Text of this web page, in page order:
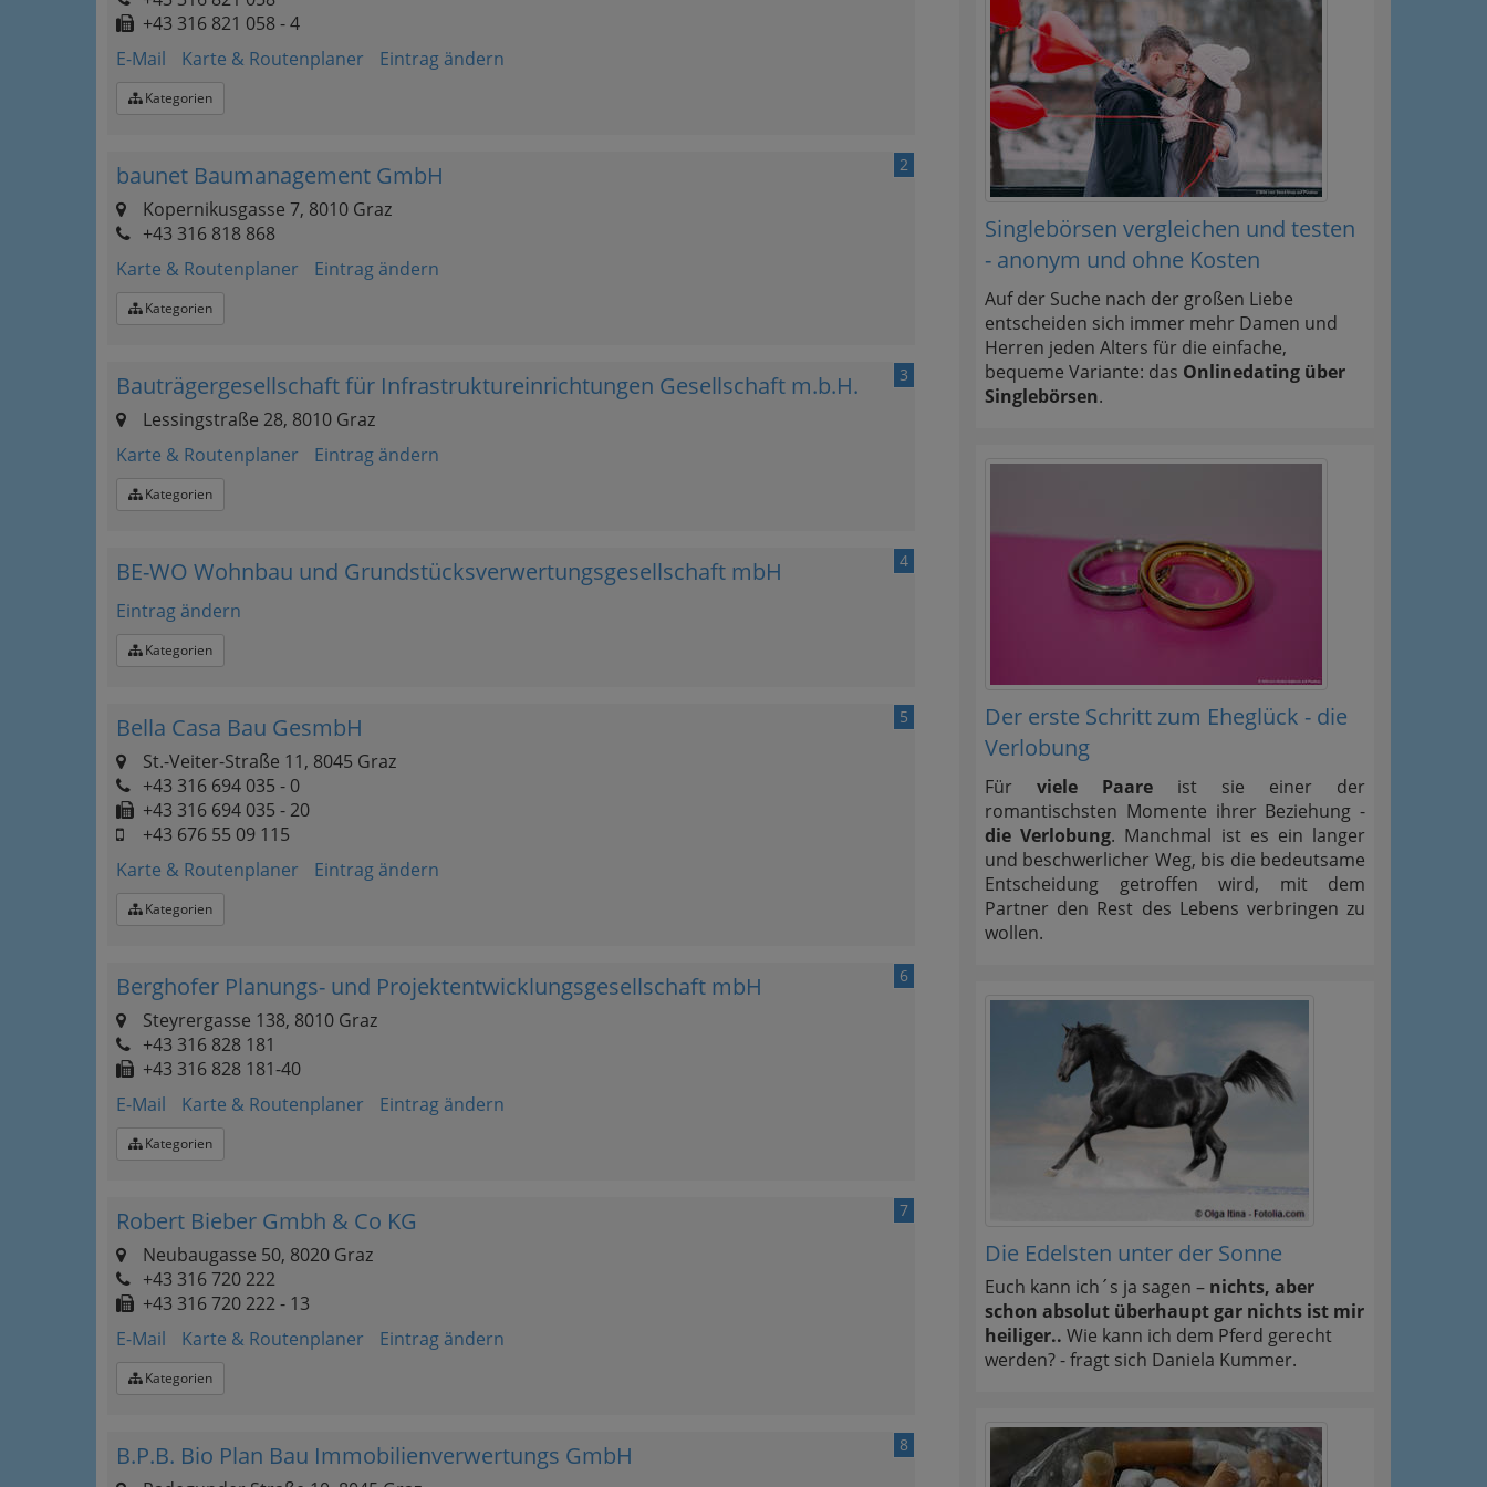
+43 316 821 058 - 4
E-Mail
Karte & Routenplaner Eintrag ändern
Kategorien
2
baunet Baumanagement GmbH
Kopernikusgasse 7, 8010 Graz
+43 316 818 868
Karte & Routenplaner
Eintrag ändern
Kategorien
3
Bauträgergesellschaft für Infrastruktureinrichtungen Gesellschaft m.b.H.
Lessingstraße 28, 8010 Graz
Karte & Routenplaner
Eintrag ändern
Kategorien
4
BE-WO Wohnbau und Grundstücksverwertungsgesellschaft mbH
Eintrag ändern
Kategorien
5
Bella Casa Bau GesmbH
St.-Veiter-Straße 11, 8045 Graz
+43 316 694 035 - 0
+43 316 694 035 - 20
+43 676 55 09 115
Karte & Routenplaner
Eintrag ändern
Kategorien
6
Berghofer Planungs- und Projektentwicklungsgesellschaft mbH
Steyrergasse 138, 8010 Graz
+43 316 828 181
+43 316 828 181-40
E-Mail
Karte & Routenplaner Eintrag ändern
Kategorien
7
Robert Bieber Gmbh & Co KG
Neubaugasse 50, 8020 Graz
+43 316 720 222
+43 316 720 222 - 13
E-Mail
Karte & Routenplaner Eintrag ändern
Kategorien
8
B.P.B. Bio Plan Bau Immobilienverwertungs GmbH
Singlebörsen vergleichen und testen
- anonym und ohne Kosten
Auf der Suche nach der großen Liebe
entscheiden sich immer mehr Damen und
Herren jeden Alters für die einfache,
bequeme Variante: das Onlinedating über
Singlebörsen.
Der erste Schritt zum Eheglück - die
Verlobung
Für viele Paare ist sie einer der
romantischsten Momente ihrer Beziehung -
die Verlobung. Manchmal ist es ein langer
und beschwerlicher Weg, bis die bedeutsame
Entscheidung getroffen wird, mit dem
Partner den Rest des Lebens verbringen zu
wollen.
Die Edelsten unter der Sonne
Euch kann ich´s ja sagen – nichts, aber
schon absolut überhaupt gar nichts ist mir
heiliger.. Wie kann ich dem Pferd gerecht
werden? - fragt sich Daniela Kummer.